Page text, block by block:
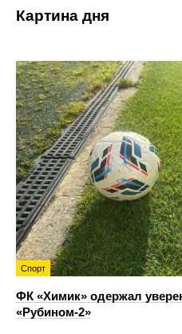
Картина дня
Спорт
ФК «Химик» одержал
«Рубином‑2»